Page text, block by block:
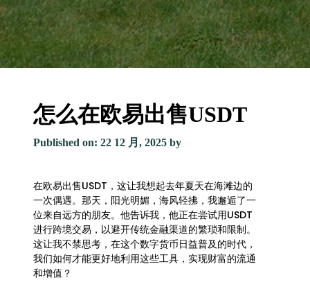
怎么在欧易出售USDT
Published on: 22 12 月, 2025 by
在欧易出售USDT，这让我想起去年夏天在海滩边的
一次偶遇。那天，阳光明媚，海风轻拂，我邂逅了一
位来自远方的朋友。他告诉我，他正在尝试用USDT
进行跨境交易，以避开传统金融渠道的繁琐和限制。
这让我不禁思考，在这个数字货币日益普及的时代，
我们如何才能更好地利用这些工具，实现财富的流通
和增值？